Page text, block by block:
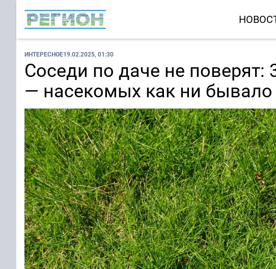
ИНТЕРЕСНОЕ19.02.2025, 01:30
Соседи по даче не поверят:
— насекомых как ни бывало